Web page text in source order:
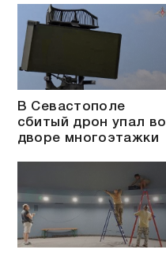
В Севастополе
сбитый дрон упал во
дворе многоэтажки